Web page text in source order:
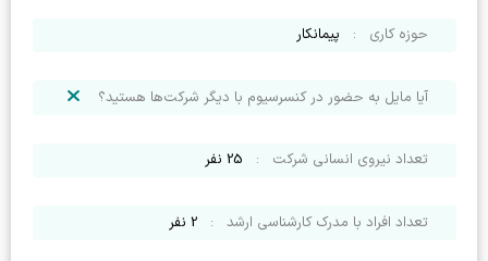
حوزه کاری : پیمانکار
آیا مایل به حضور در کنسرسیوم با دیگر شرکت‌ها هستید؟
تعداد نیروی انسانی شرکت :
25 نفر
تعداد افراد با مدرک کارشناسی ارشد :
2 نفر